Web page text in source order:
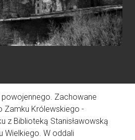
Zachowane
Zamku Królewskiego -
z Biblioteką Stanisławowską
Wielkiego. W oddali